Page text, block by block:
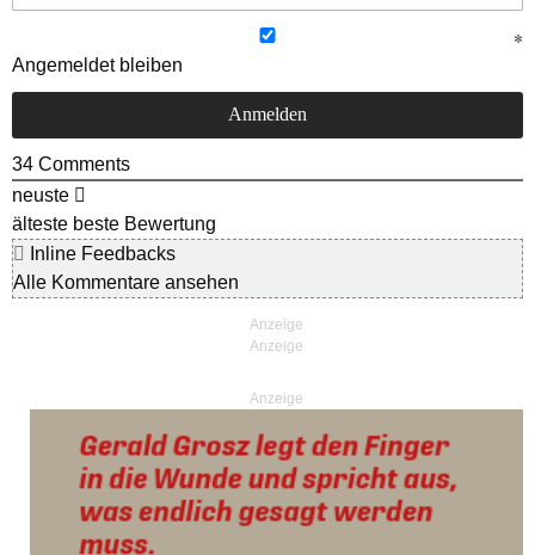
Angemeldet bleiben
34 Comments
neuste
älteste beste Bewertung
Inline Feedbacks
Alle Kommentare ansehen
Anzeige